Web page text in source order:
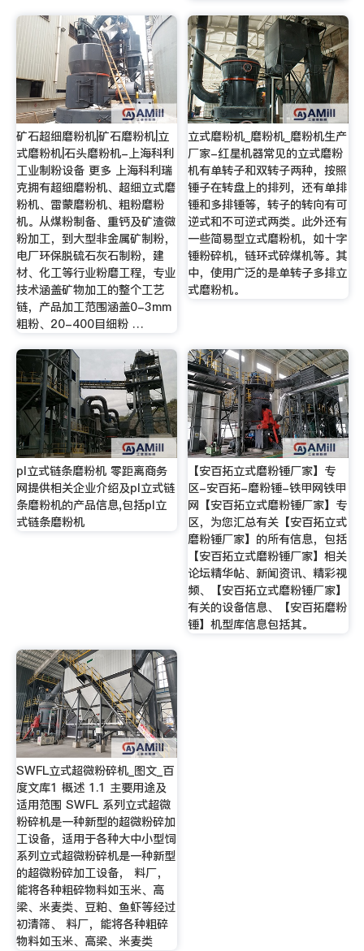
矿石超细磨粉机|矿石磨粉机|立
式磨粉机|石头磨粉机-上海科利
工业制粉设备 更多 上海科利瑞
克拥有超细磨粉机、超细立式磨
粉机、雷蒙磨粉机、粗粉磨粉
机。从煤粉制备、重钙及矿渣微
粉加工，到大型非金属矿制粉，
电厂环保脱硫石灰石制粉，建
材、化工等行业粉磨工程，专业
技术涵盖矿物加工的整个工艺
链，产品加工范围涵盖0-3mm
粗粉、20-400目细粉 …
立式磨粉机_磨粉机_磨粉机生产
厂家-红星机器常见的立式磨粉
机有单转子和双转子两种，按照
锤子在转盘上的排列，还有单排
锤和多排锤等，转子的转向有可
逆式和不可逆式两类。此外还有
一些简易型立式磨粉机，如十字
锤粉碎机，链环式碎煤机等。其
中，使用广泛的是单转子多排立
式磨粉机。
pl立式链条磨粉机 零距离商务
网提供相关企业介绍及pl立式链
条磨粉机的产品信息,包括pl立
式链条磨粉机
【安百拓立式磨粉锤厂家】专
区-安百拓-磨粉锤-铁甲网铁甲
网【安百拓立式磨粉锤厂家】专
区，为您汇总有关【安百拓立式
磨粉锤厂家】的所有信息，包括
【安百拓立式磨粉锤厂家】相关
论坛精华帖、新闻资讯、精彩视
频、【安百拓立式磨粉锤厂家】
有关的设备信息、【安百拓磨粉
锤】机型库信息包括其。
SWFL立式超微粉碎机_图文_百
度文库1 概述 1.1 主要用途及
适用范围 SWFL 系列立式超微
粉碎机是一种新型的超微粉碎加
工设备，适用于各种大中小型饲
系列立式超微粉碎机是一种新型
的超微粉碎加工设备， 料厂，
能将各种粗碎物料如玉米、高
梁、米麦类、豆粕、鱼虾等经过
初清筛、 料厂，能将各种粗碎
物料如玉米、高梁、米麦类